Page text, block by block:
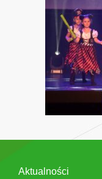
Aktualności